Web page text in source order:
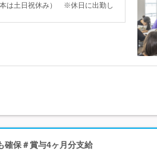
は土日祝休み） ※休日に出勤し
確保＃賞与4ヶ月分支給